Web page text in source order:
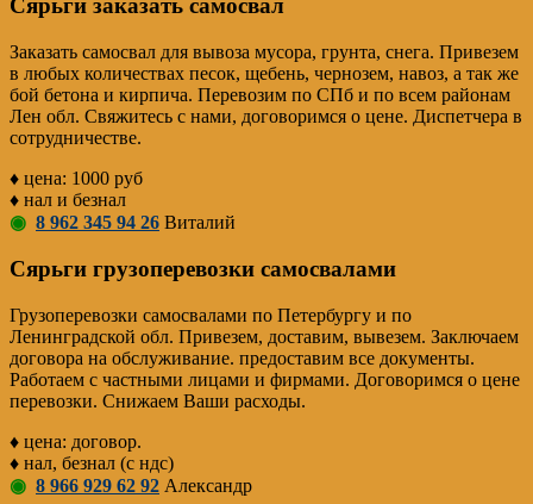
Сярьги заказать самосвал
Заказать самосвал для вывоза мусора, грунта, снега. Привезем
в любых количествах песок, щебень, чернозем, навоз, а так же
бой бетона и кирпича. Перевозим по СПб и по всем районам
Лен обл. Свяжитесь с нами, договоримся о цене. Диспетчера в
сотрудничестве.
♦ цена: 1000 руб
♦ нал и безнал
◉ 8 962 345 94 26 Виталий
Сярьги грузоперевозки самосвалами
Грузоперевозки самосвалами по Петербургу и по
Ленинградской обл. Привезем, доставим, вывезем. Заключаем
договора на обслуживание. предоставим все документы.
Работаем с частными лицами и фирмами. Договоримся о цене
перевозки. Снижаем Ваши расходы.
♦ цена: договор.
♦ нал, безнал (с ндс)
◉ 8 966 929 62 92 Александр